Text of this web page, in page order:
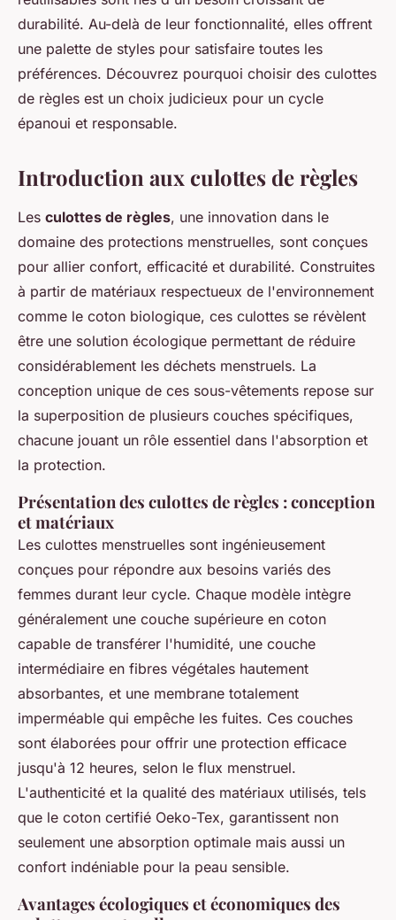
durabilité. Au-delà de leur fonctionnalité, elles offrent
une palette de styles pour satisfaire toutes les
préférences. Découvrez pourquoi choisir des culottes
de règles est un choix judicieux pour un cycle
épanoui et responsable.
Introduction aux culottes de règles
Les culottes de règles, une innovation dans le
domaine des protections menstruelles, sont conçues
pour allier confort, efficacité et durabilité. Construites
à partir de matériaux respectueux de l'environnement
comme le coton biologique, ces culottes se révèlent
être une solution écologique permettant de réduire
considérablement les déchets menstruels. La
conception unique de ces sous-vêtements repose sur
la superposition de plusieurs couches spécifiques,
chacune jouant un rôle essentiel dans l'absorption et
la protection.
Présentation des culottes de règles : conception
et matériaux
Les culottes menstruelles sont ingénieusement
conçues pour répondre aux besoins variés des
femmes durant leur cycle. Chaque modèle intègre
généralement une couche supérieure en coton
capable de transférer l'humidité, une couche
intermédiaire en fibres végétales hautement
absorbantes, et une membrane totalement
imperméable qui empêche les fuites. Ces couches
sont élaborées pour offrir une protection efficace
jusqu'à 12 heures, selon le flux menstruel.
L'authenticité et la qualité des matériaux utilisés, tels
que le coton certifié Oeko-Tex, garantissent non
seulement une absorption optimale mais aussi un
confort indéniable pour la peau sensible.
Avantages écologiques et économiques des